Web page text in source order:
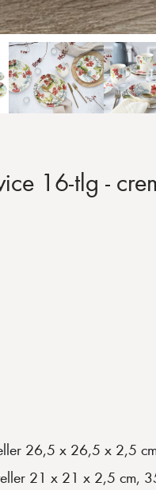
16-tlg -
26,5 x 26,5 x 2,5
21 x 21 x 2,5 cm,